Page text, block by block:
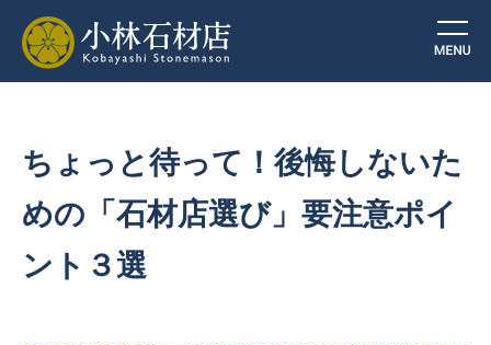
ちょっと待って！後悔しないた
めの「石材店選び」要注意ポイ
ント３選